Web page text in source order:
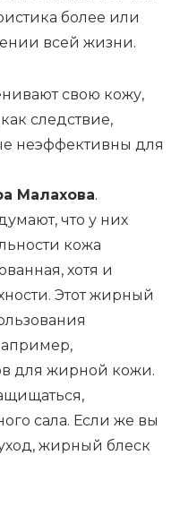
более или
всей жизни.
свою кожу,
следствие,
неэффективны для
Малахова.
что у них
кожа
хотя и
Этот жирный
для жирной кожи.
сала. Если же вы
жирный блеск